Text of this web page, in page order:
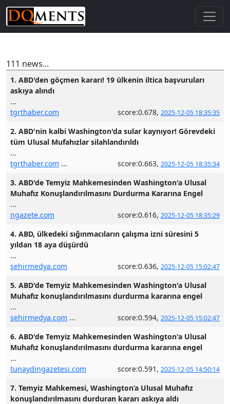
111 news...
1. ABD'den göçmen kararı! 19 ülkenin iltica başvuruları
askıya alındı
...
tgrthaber.com
score:0.678, 2025-12-05 18:35:35
2. ABD'nin kalbi Washington'da sular kaynıyor! Görevdeki
tüm Ulusal Mufahızlar silahlandırıldı
...
tgrthaber.com ... score:0.663, 2025-12-05 18:35:34
3. ABD'de Temyiz Mahkemesinden Washington'a Ulusal
Muhafız Konuşlandırılmasını Durdurma Kararına Engel
...
ngazete.com
score:0.616, 2025-12-05 18:35:29
4. ABD, ülkedeki sığınmacıların çalışma izni süresini 5
yıldan 18 aya düşürdü
...
sehirmedya.com
score:0.636, 2025-12-05 15:02:47
5. ABD'de Temyiz Mahkemesinden Washington'a Ulusal
Muhafız konuşlandırılmasını durdurma kararına engel
...
sehirmedya.com ... score:0.594, 2025-12-05 15:02:47
6. ABD'de Temyiz Mahkemesinden Washington'a Ulusal
Muhafız konuşlandırılmasını durdurma kararına engel
...
tunaydingazetesi.com
score:0.591, 2025-12-05 14:50:14
7. Temyiz Mahkemesi, Washington’a Ulusal Muhafız
konuşlandırılmasını durduran kararı askıya aldı